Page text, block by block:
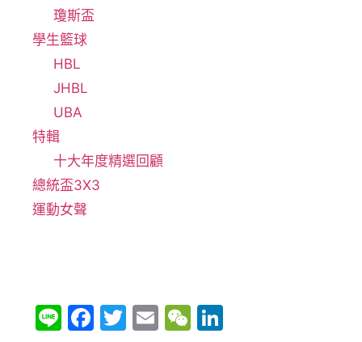
瓊斯盃
學生籃球
HBL
JHBL
UBA
特輯
十大年度精選回顧
總統盃3X3
運動女聲
Li F
T
E
W